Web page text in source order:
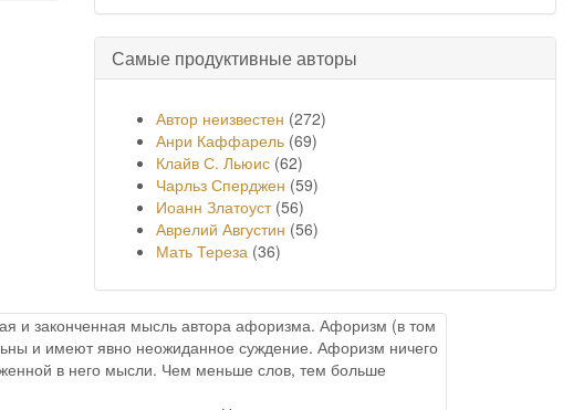
Самые продуктивные авторы
Автор неизвестен (272)
Анри Каффарель (69)
Клайв С. Льюис (62)
Чарльз Сперджен (59)
Иоанн Златоуст(56)
Аврелий Августин (56)
Мать Тереза (36)
и законченная мысль автора афоризма. Афоризм (в том
и имеют явно неожиданное суждение. Афоризм ничего
в него мысли. Чем меньше слов, тем больше